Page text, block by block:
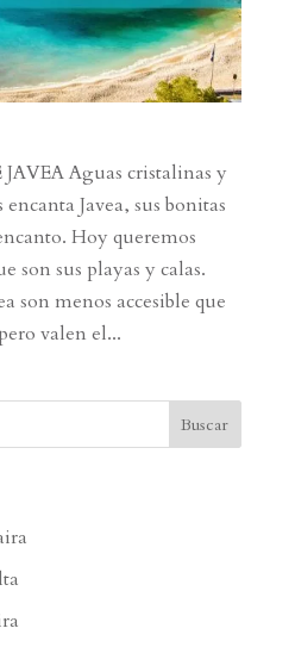
Aguas cristalinas y
Javea, sus bonitas
Hoy queremos
son sus playas y calas.
son menos accesible que
valen el...